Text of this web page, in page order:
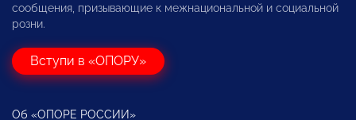
сообщения, призывающие к межнациональной и социальной
розни.
Вступи в «ОПОРУ»
Об «ОПОРЕ РОССИИ»